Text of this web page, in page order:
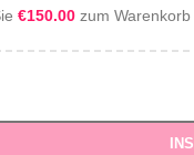
€150.00 zum